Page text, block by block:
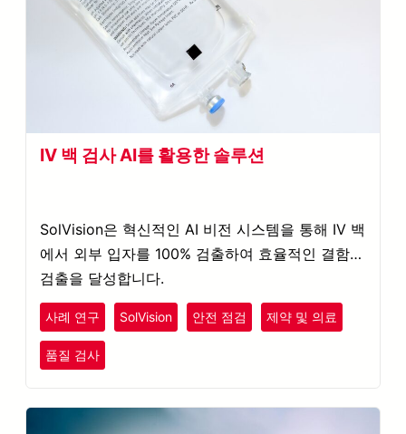
IV 백 검사 AI를 활용한 솔루션
SolVision은 혁신적인 AI 비전 시스템을 통해 IV 백
에서 외부 입자를 100% 검출하여 효율적인 결함
검출을 달성합니다.
사례 연구 SolVision 안전 점검 제약 및 의료
품질 검사